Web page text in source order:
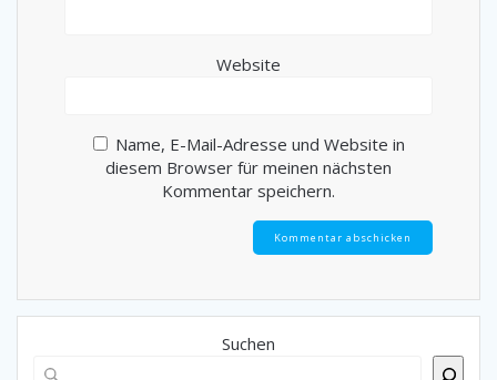
Website
Name, E-Mail-Adresse und Website in
diesem Browser für meinen nächsten
Kommentar speichern.
Suchen